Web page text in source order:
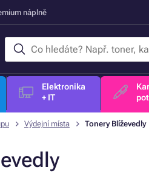
náplně
Elektronika
+ IT
Výdejní místa Tonery Blíževedly